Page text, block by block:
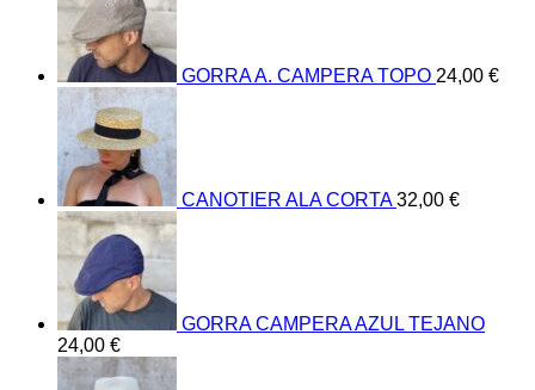
GORRA A. CAMPERA TOPO 24,00 €
CANOTIER ALA CORTA 32,00 €
GORRA CAMPERA AZUL TEJANO
24,00 €